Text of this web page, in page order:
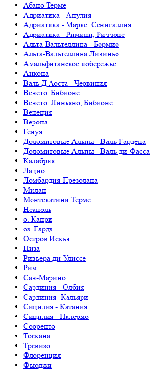
Абано Терме
Адриатика - Апулия
Адриатика - Марке: Сенигаллия
Адриатика - Римини, Риччоне
Альта-Вальтеллина - Бормио
Альта-Вальтеллина Ливиньо
Амальфитанское побережье
Анкона
Валь Д Аоста - Червиния
Венето: Бибионе
Венето: Линьяно, Бибионе
Венеция
Верона
Генуя
Доломитовые Альпы - Валь-Гардена
Доломитовые Альпы - Валь-ди-Фасса
Калабрия
Лацио
Ломбардия-Презолана
Милан
Монтекатини Терме
Неаполь
о. Капри
оз. Гарда
Остров Искья
Пиза
Ривьера-ди-Улиссе
Рим
Сан-Марино
Сардиния - Олбия
Сардиния -Кальяри
Сицилия - Катания
Сицилия - Палермо
Сорренто
Тоскана
Тревизо
Флоренция
Фьюджи